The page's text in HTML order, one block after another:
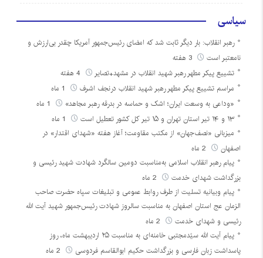
سیاسی
رهبر انقلاب: بار دیگر ثابت شد که امضای رئیس‌جمهور آمریکا چقدر بی‌ارزش و
نامعتبر است
3 هفته
تشییع پیکر مطهر رهبر شهید انقلاب در مشهد+تصایر
مراسم تشییع پیکر مطهر رهبر شهید انقلاب درنجف اشرف
«وداعی به وسعت ایران؛ اشک و حماسه در بدرقه رهبر مجاهد»
۱۳ و ۱۴ تیر استان تهران و ۱۵ تیر کل کشور تعطیل است
میزبانی «نصف‌جهان» از مکتب مقاومت؛ آغاز هفته «شهدای اقتدار» در
اصفهان
پیام رهبر انقلاب اسلامی به‌مناسبت دومین سالگرد شهادت شهید رئیسی و
بزرگداشت شهدای خدمت
پیام وبیانیه تسلیت از طرف روابط عمومی و تبلیغات سپاه حضرت صاحب
الزمان عج استان اصفهان به مناسبت سالروز شهادت رئیس‌جمهور شهید آیت الله
رئیسی و شهدای خدمت
پیام آیت الله سیّدمجتبی خامنه‌ای به مناسبت ۲۵ اردیبهشت ماه، روز
پاسداشت زبان فارسی و بزرگداشت حکیم ابوالقاسم فردوسی